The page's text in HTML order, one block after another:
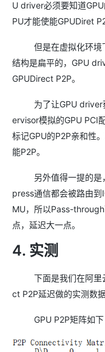
U driver必须要知道
PU才能使能GPUDiret
但是在虚拟化环境下
结构是扁平的，GPU
GPUDirect P2P。
为了让GPU driver获
ervisor模拟的GPU PCI
标记GPU的P2P亲和性
能P2P。
另外值得一提的是，
press通信都会被路由
MU，所以Pass-
点，延迟大一点。
4. 实测
下面是我们在阿里云
ct P2P延迟做的实测数据
GPU P2P矩阵如下